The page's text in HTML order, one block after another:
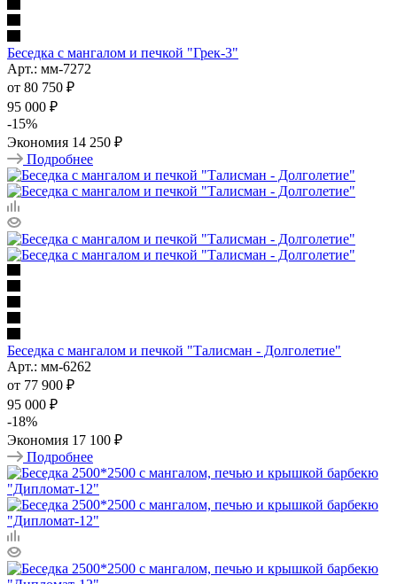
Беседка с мангалом и печкой "Грек-3"
Арт.: мм-7272
от 80 750 ₽
95 000 ₽
-15%
Экономия 14 250 ₽
Подробнее
Беседка с мангалом и печкой "Талисман - Долголетие"
Арт.: мм-6262
от 77 900 ₽
95 000 ₽
-18%
Экономия 17 100 ₽
Подробнее